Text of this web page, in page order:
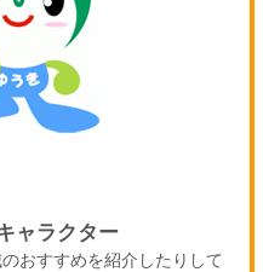
ャラクター
おすすめを紹介したりして